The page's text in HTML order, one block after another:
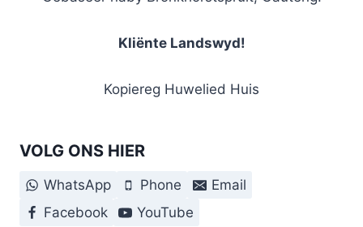
Kliënte Landswyd!
Kopiereg Huwelied Huis
VOLG ONS HIER
WhatsApp Phone
Email
Facebook
YouTube